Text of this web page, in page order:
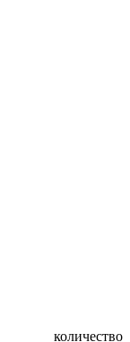
количество